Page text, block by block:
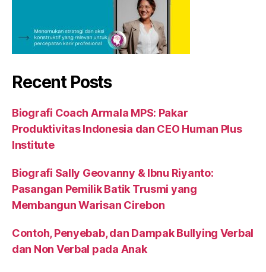
Recent Posts
Biografi Coach Armala MPS: Pakar
Produktivitas Indonesia dan CEO Human Plus
Institute
Biografi Sally Geovanny & Ibnu Riyanto:
Pasangan Pemilik Batik Trusmi yang
Membangun Warisan Cirebon
Contoh, Penyebab, dan Dampak Bullying Verbal
dan Non Verbal pada Anak